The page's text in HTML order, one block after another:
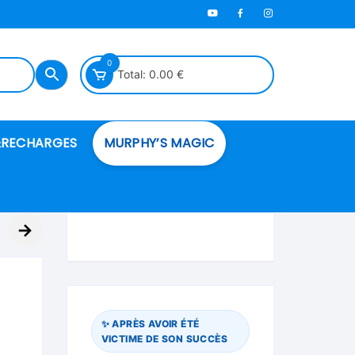
0
Total: 0.00 €
MURPHY’S MAGIC
→
✨ APRÈS AVOIR ÉTÉ
VICTIME DE SON SUCCÈS